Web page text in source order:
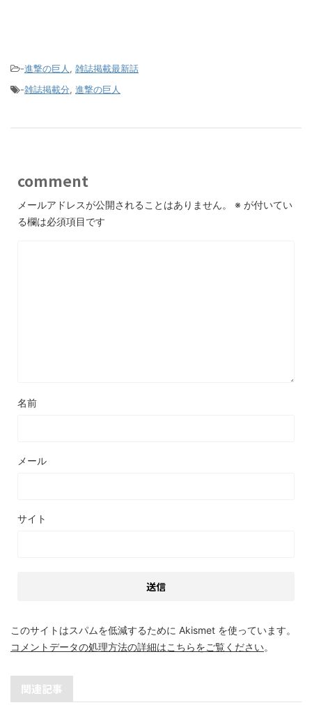
-進撃の巨人 , 雑誌掲載最新話
-雑誌掲載分, 進撃の巨人
comment
メールアドレスが公開されることはありません。 ※ が付いてい
る欄は必須項目です
名前
メール
サイト
このサイトはスパムを低減するために Akismet を使っています。
コメントデータの処理方法の詳細はこちらをご覧ください。
関連記事